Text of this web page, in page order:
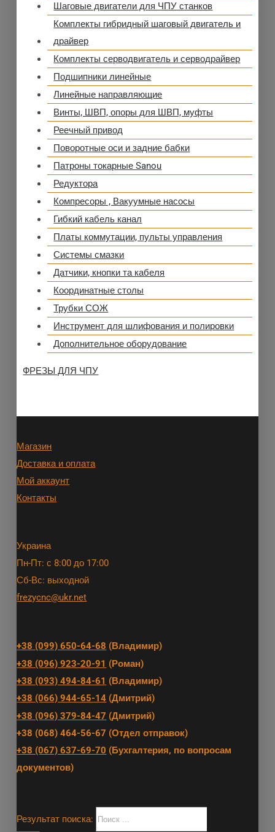
Шаговые двигатели для ЧПУ станков
Комплекты гибридный шаговый двигатель и
драйвер
Комплекты серводвигатель и серводрайвер
Подшипники линейные
Линейные направляющие
Винты, ШВП, опоры для ШВП, муфты
Реечный привод
Поворотные оси и задние бабки
Патроны токарные Sanou
Редуктора
Компресоры , Вакуумные насосы
Гибкий кабель канал
Платы коммутации, пульты управления
Системы смазки
Датчики, кнопки та кабеля
Координатные столы
Трубки СОЖ
Инструмент для шлифования и полировки
Дополнительное оборудование
ФРЕЗЫ ДЛЯ ЧПУ
Магазин
Доставка и оплата
Мой аккаунт
Контакты
Украина
Пн-Пт: с 8:00 до 17:00
Сб-Вс: выходной
frezycnc@ukr.net
+38 (099) 650-64-68 (Владимир)
+38 (096) 923-20-91 (Роман)
+38 (093) 494-84-61 (Владимир)
+38 (066) 944-65-14 (Дмитрий)
+38 (096) 379-84-47 (Дмитрий)
+38 (068) 464-56-67 (Отдел отправок)
+38 (067) 637-69-70 (Бухгалтерия, по вопросам
документов)
Результат поиска: